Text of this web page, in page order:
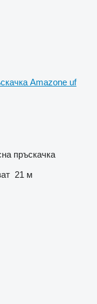
Amazone uf
пръскачка
21 м